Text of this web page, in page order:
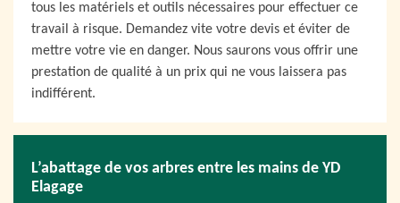
tous les matériels et outils nécessaires pour effectuer ce
travail à risque. Demandez vite votre devis et éviter de
mettre votre vie en danger. Nous saurons vous offrir une
prestation de qualité à un prix qui ne vous laissera pas
indifférent.
L’abattage de vos arbres entre les mains de YD
Elagage